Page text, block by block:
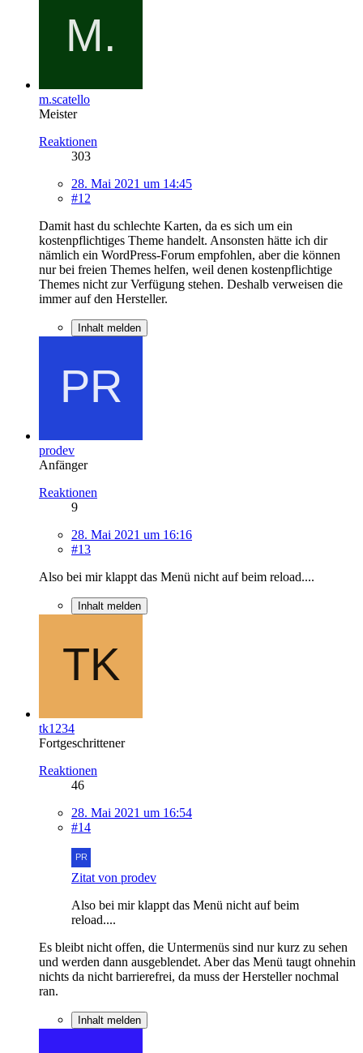
m.scatello
Meister
Reaktionen
303
28. Mai 2021 um 14:45
#12
Damit hast du schlechte Karten, da es sich um ein
kostenpflichtiges Theme handelt. Ansonsten hätte ich dir
nämlich ein WordPress-Forum empfohlen, aber die können
nur bei freien Themes helfen, weil denen kostenpflichtige
Themes nicht zur Verfügung stehen. Deshalb verweisen die
immer auf den Hersteller.
Inhalt melden
prodev
Anfänger
Reaktionen
9
28. Mai 2021 um 16:16
#13
Also bei mir klappt das Menü nicht auf beim reload....
Inhalt melden
tk1234
Fortgeschrittener
Reaktionen
46
28. Mai 2021 um 16:54
#14
Zitat von prodev
Also bei mir klappt das Menü nicht auf beim
reload....
Es bleibt nicht offen, die Untermenüs sind nur kurz zu sehen
und werden dann ausgeblendet. Aber das Menü taugt ohnehin
nichts da nicht barrierefrei, da muss der Hersteller nochmal
ran.
Inhalt melden